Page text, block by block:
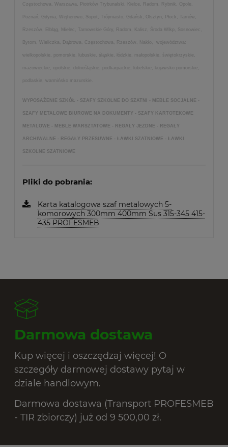
Częstochowa, Warszawa, Piotrków Trybunalski, Kielce, Radom, Rybnik, Opole,
Poznań, Gdynia, Wejherowo, Sopot, Trójmiasto, Gdańsk, Olsztyn, Płock, Tarnów,
Rzeszów, Elbląg, Mielec, Tarnowskie Góry, Radom, Kalisz, Środa Wlkp, Sosnowiec,
Bytom, Wieliczka, Dąbrowa, Częstochowa, Rzeszów, Nakło, województwa:
wielkopolskie, pomorskie, lubuskie, śląskie, łódzkie, małopolskie, świętokrzyskie,
mazowieckie, opolskie, dolnośląskie, podkarpackie, lubelskie, kujawsko pomorskie,
podlaskie, warmińsko mazurskie.
WYPOSAŻENIE SZKÓŁ - SZAFY SZKOLNE DO SZATNI - MEBLE SOCJALNE -
SZAFY METALOWE BIUROWE NA DOKUMENTY - SZAFY KARTOTEKOWE
METALOWE - MEBLE WARSZTATOWE - REGAŁY JEZDNE - REGAŁY
ARCHIWALNE - REGAŁY PRZESUWNE - ŁAWKI SZATNIOWE - ŁAWKI
SZKOLNE SZATNIOWE
Pliki do pobrania:
Karta katalogowa szaf metalowych 5-
komorowych 300mm 400mm Sus 315-345 415-
435 PROFESMEB
Darmowa dostawa
Kup więcej i oszczędzaj więcej! O
szczegóły darmowej dostawy pytaj w
dziale handlowym.
Darmowa dostawa (Transport PROFESMEB
- TIR zbiorczy) już od 9 500,00 zł.